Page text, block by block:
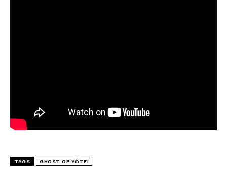
TAGS GHOST OF YŌTEI